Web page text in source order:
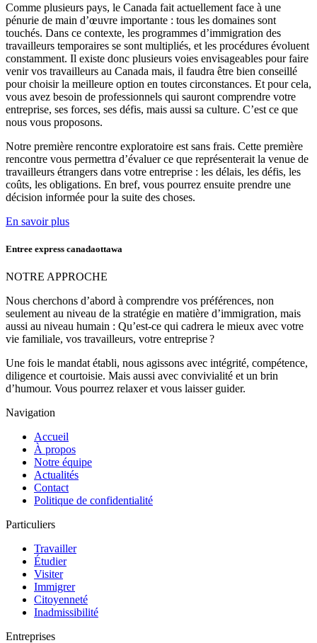
Comme plusieurs pays, le Canada fait actuellement face à une
pénurie de main d’œuvre importante : tous les domaines sont
touchés. Dans ce contexte, les programmes d’immigration des
travailleurs temporaires se sont multipliés, et les procédures évoluent
constamment. Il existe donc plusieurs voies envisageables pour faire
venir vos travailleurs au Canada mais, il faudra être bien conseillé
pour choisir la meilleure option en toutes circonstances. Et pour cela,
vous avez besoin de professionnels qui sauront comprendre votre
entreprise, ses forces, ses défis, mais aussi sa culture. C’est ce que
nous vous proposons.
Notre première rencontre exploratoire est sans frais. Cette première
rencontre vous permettra d’évaluer ce que représenterait la venue de
travailleurs étrangers dans votre entreprise : les délais, les défis, les
coûts, les obligations. En bref, vous pourrez ensuite prendre une
décision informée pour la suite des choses.
En savoir plus
Entree express canadaottawa
NOTRE APPROCHE
Nous cherchons d’abord à comprendre vos préférences, non
seulement au niveau de la stratégie en matière d’immigration, mais
aussi au niveau humain : Qu’est-ce qui cadrera le mieux avec votre
vie familiale, vos travailleurs, votre entreprise ?
Une fois le mandat établi, nous agissons avec intégrité, compétence,
diligence et courtoisie. Mais aussi avec convivialité et un brin
d’humour. Vous pourrez relaxer et vous laisser guider.
Navigation
Accueil
À propos
Notre équipe
Actualités
Contact
Politique de confidentialité
Particuliers
Travailler
Étudier
Visiter
Immigrer
Citoyenneté
Inadmissibilité
Entreprises